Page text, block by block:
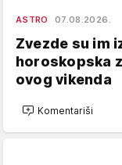
ASTRO 07.08.2026.
Zvezde su im
horoskopska
ovog vikenda
Komentariši